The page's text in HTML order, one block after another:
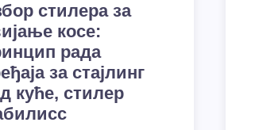
стилера за
косе:
рада
за стајлинг
куће, стилер